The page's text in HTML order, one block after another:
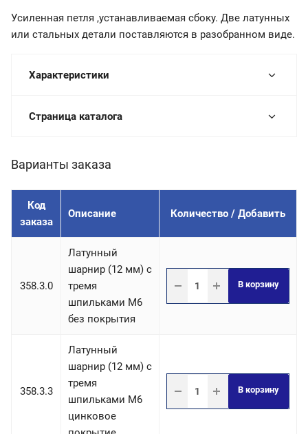
Усиленная петля ,устанавливаемая сбоку. Две латунных
или стальных детали поставляются в разобранном виде.
Характеристики
Страница каталога
Варианты заказа
Код
заказа
Описание Количество / Добавить
358.3.0
Латунный
шарнир (12 мм) с
тремя
шпильками М6
без покрытия
В корзину
358.3.3
Латунный
шарнир (12 мм) с
тремя
шпильками М6
цинковое
В корзину